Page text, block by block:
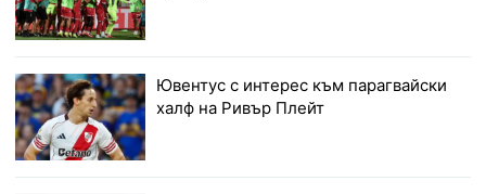
Ювентус с интерес към парагвайски
халф на Ривър Плейт